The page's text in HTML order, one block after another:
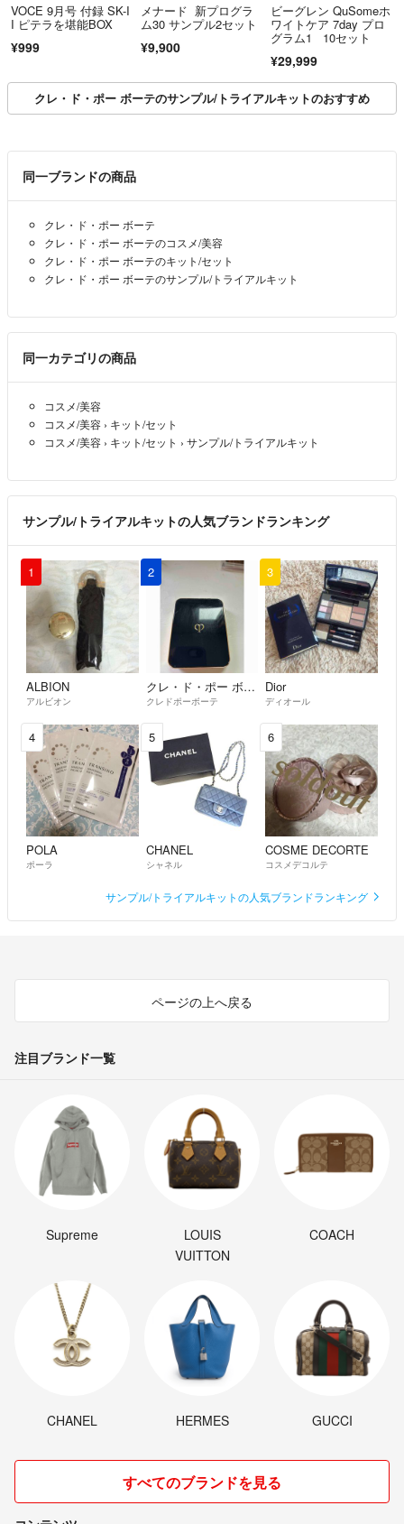
VOCE 9月号 付録 SK-I
I ピテラを堪能BOX
¥999
メナード 新プログラ
ム30 サンプル2セット
¥9,900
ビーグレン QuSomeホ
ワイトケア 7day プロ
グラム1 10セット
¥29,999
クレ・ド・ポー ボーテのサンプル/トライアルキットのおすすめ
同一ブランドの商品
クレ・ド・ポー ボーテ
クレ・ド・ポー ボーテのコスメ/美容
クレ・ド・ポー ボーテのキット/セット
クレ・ド・ポー ボーテのサンプル/トライアルキット
同一カテゴリの商品
コスメ/美容
コスメ/美容 › キット/セット
コスメ/美容 › キット/セット › サンプル/トライアルキット
サンプル/トライアルキットの人気ブランドランキング
1
ALBION
アルビオン
2
クレ・ド・ポー ボーテ
クレドポーボーテ
3
Dior
ディオール
4
POLA
ポーラ
5
CHANEL
シャネル
6
COSME DECORTE
コスメデコルテ
サンプル/トライアルキットの人気ブランドランキング
ページの上へ戻る
注目ブランド一覧
Supreme
LOUIS
VUITTON
COACH
CHANEL HERMES GUCCI
すべてのブランドを見る